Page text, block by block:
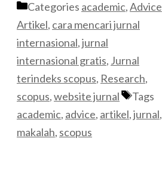
Categories academic,Advice
Artikel, cara mencari jurnal
internasional,jurnal
internasional gratis, Jurnal
terindeks scopus, Research,
scopus,website jurnal
Tags
academic, advice, artikel,jurnal,
makalah, scopus